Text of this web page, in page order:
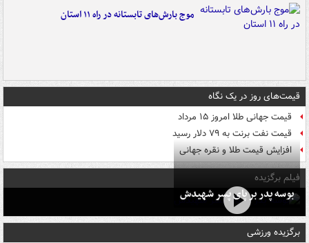
موج بارش‌های تابستانه در راه ۱۱ استان
قیمت‌های روز در یک نگاه
قیمت جهانی طلا امروز ۱۵ مرداد
قیمت نفت برنت به ۷۹ دلار رسید
افزایش قیمت طلا و نقره جهانی
فیلم برگزیده
بوسه‌ پدر بر پای پسر شهیدش
برگزیده ورزشی